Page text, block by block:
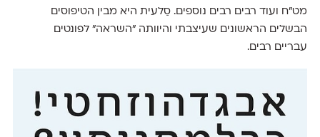
מט"ח ועוד רבים רבים נוספים. סַלעית היא מבין הטיפוסים
הבשלים הראשונים שעיצבתי והיוותה "השראה" לפונטים
עבריים רבים.